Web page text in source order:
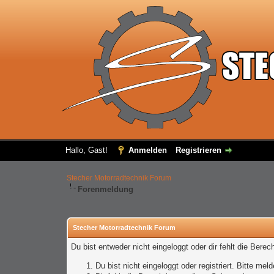
Hallo, Gast! Anmelden Registrieren
Stecher Motorradtechnik Forum
Forenmeldung
Stecher Motorradtechnik Forum
Du bist entweder nicht eingeloggt oder dir fehlt die
Du bist nicht eingeloggt oder registriert. Bitte